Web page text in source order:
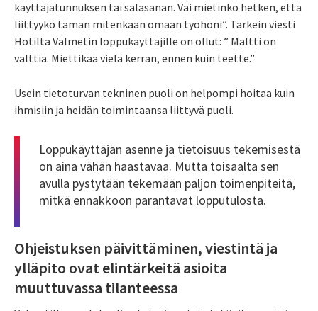
käyttäjätunnuksen tai salasanan. Vai mietinkö hetken, että
liittyykö tämän mitenkään omaan työhöni”. Tärkein viesti
Hotilta Valmetin loppukäyttäjille on ollut: ” Maltti on
valttia. Miettikää vielä kerran, ennen kuin teette.”
Usein tietoturvan tekninen puoli on helpompi hoitaa kuin
ihmisiin ja heidän toimintaansa liittyvä puoli.
Loppukäyttäjän asenne ja tietoisuus tekemisestä
on aina vähän haastavaa. Mutta toisaalta sen
avulla pystytään tekemään paljon toimenpiteitä,
mitkä ennakkoon parantavat lopputulosta.
Ohjeistuksen päivittäminen, viestintä ja
ylläpito ovat elintärkeitä asioita
muuttuvassa tilanteessa